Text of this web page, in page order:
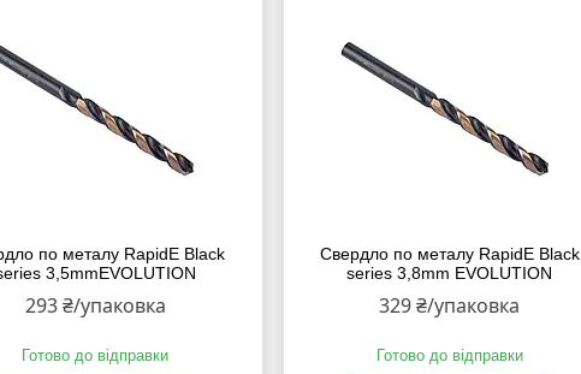
по металу RapidE Black
3,5mmEVOLUTION
293 ₴/упаковка
Готово до відправки
Свердло по металу RapidE Black
series 3,8mm EVOLUTION
329 ₴/упаковка
Готово до відправки